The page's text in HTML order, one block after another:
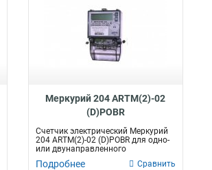
Меркурий 204 ARTM(2)-02
(D)POBR
Счетчик электрический Меркурий
204 ARTM(2)-02 (D)POBR для одно-
или двунаправленного
многотариф...
Подробнее Сравнить